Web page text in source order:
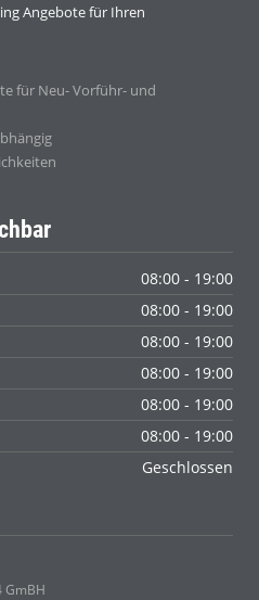
Angebote für Ihren
für Neu- Vorführ- und
08:00 - 19:00
08:00 - 19:00
08:00 - 19:00
08:00 - 19:00
08:00 - 19:00
08:00 - 19:00
Geschlossen
GmBH